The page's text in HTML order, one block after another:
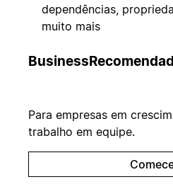
dependências,
muito mais
Business
Para empresas em
trabalho em equipe.